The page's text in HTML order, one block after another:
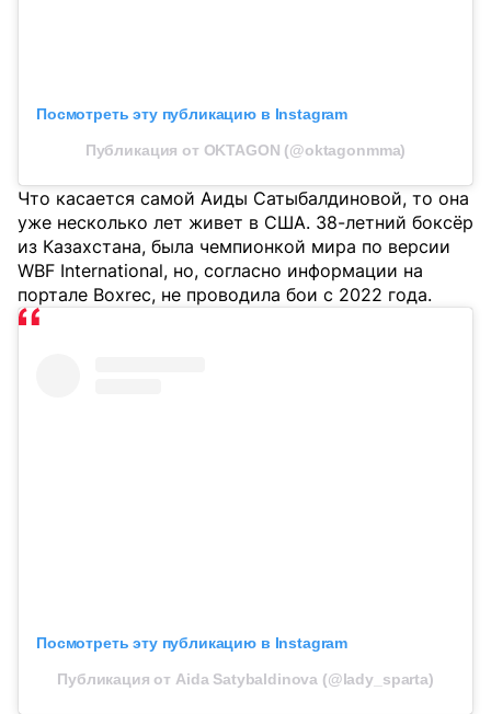
Посмотреть эту публикацию в Instagram
Публикация от OKTAGON (@oktagonmma)
Что касается самой Аиды Сатыбалдиновой, то она
уже несколько лет живет в США. 38-летний боксёр
из Казахстана, была чемпионкой мира по версии
WBF International, но, согласно информации на
портале Boxrec, не проводила бои с 2022 года.
Посмотреть эту публикацию в Instagram
Публикация от Aida Satybaldinova (@lady_sparta)